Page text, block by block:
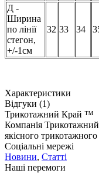
Д -
Ширина
по лінії
стегон,
+/-1см
32 33 34
Характеристики
Відгуки (1)
Трикотажний Край ™
Компанія
якісного
Соціальні мережі
Новини, Статті
Наші перемоги